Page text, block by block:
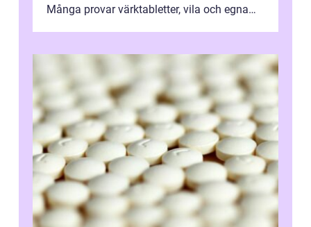
Många provar värktabletter, vila och egna